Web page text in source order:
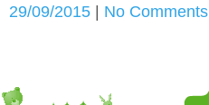
29/09/2015 | No Comments